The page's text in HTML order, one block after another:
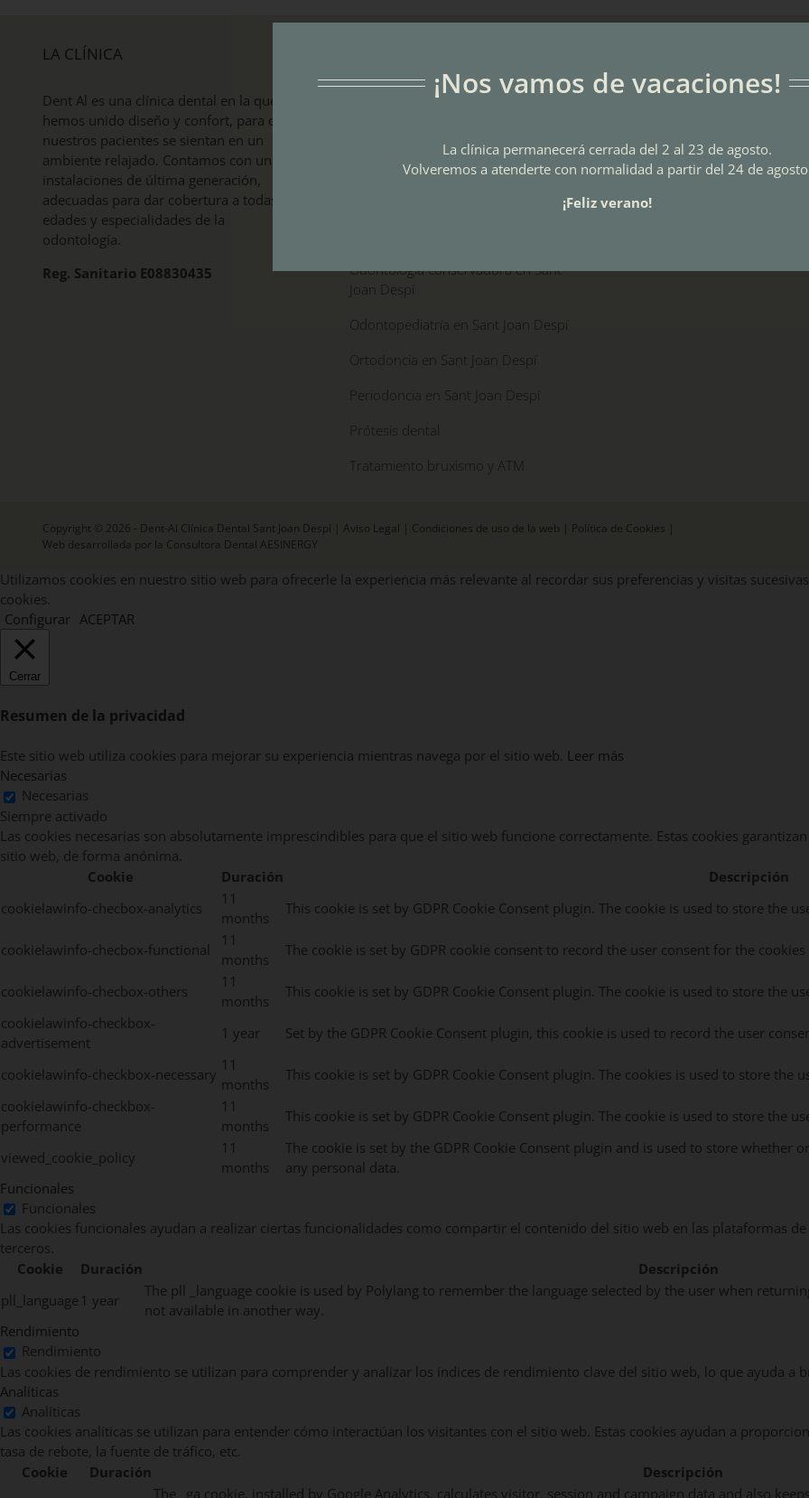
LA CLÍNICA
Dent Al es una clínica dental en la que
hemos unido diseño y confort, para que
nuestros pacientes se sientan en un
ambiente relajado. Contamos con unas
instalaciones de última generación,
adecuadas para dar cobertura a todas las
edades y especialidades de la
odontología.
Reg. Sanitario E08830435
Blanqueamiento dental en Sant Joan
Odontología conservadora en Sant
Joan Despí
Odontopediatría en Sant Joan Despí
Ortodoncia en Sant Joan Despí
Periodoncia en Sant Joan Despí
Prótesis dental
Tratamiento bruxismo y ATM
Copyright © 2026 - Dent-Al Clínica Dental Sant Joan Despí | Aviso Legal Condiciones de uso de la web Política de Cookies
Web desarrollada por la Consultora Dental AESINERGY
¡Nos vamos de vacaciones!
La clínica permanecerá cerrada del 2 al 23 de agosto.
Volveremos a atenderte con normalidad a partir del 24 de
¡Feliz verano!
Utilizamos cookies en nuestro sitio web para ofrecerle la experiencia más relevante al recordar sus preferencias y visitas
cookies.
Configurar ACEPTAR
Cerrar
Resumen de la privacidad
Este sitio web utiliza cookies para mejorar su experiencia mientras navega por el sitio web. Leer más
Necesarias
Necesarias
Siempre activado
Las cookies necesarias son absolutamente imprescindibles para que el sitio web funcione correctamente. Estas cookies
sitio web, de forma anónima.
Cookie
Duración
Descripción
cookielawinfo-checbox-analytics
11
months
This cookie is set by GDPR Cookie Consent plugin. The cookie is used to store the
cookielawinfo-checbox-functional
11
months
The cookie is set by GDPR cookie consent to record the user consent for the
cookielawinfo-checbox-others
11
months
This cookie is set by GDPR Cookie Consent plugin. The cookie is used to store the
cookielawinfo-checkbox-
advertisement
1 year Set by the GDPR Cookie Consent plugin, this cookie is used to record the user
cookielawinfo-checkbox-necessary
11
months
This cookie is set by GDPR Cookie Consent plugin. The cookies is used to store the
cookielawinfo-checkbox-
performance
11
months
This cookie is set by GDPR Cookie Consent plugin. The cookie is used to store the
viewed_cookie_policy
11
months
The cookie is set by the GDPR Cookie Consent plugin and is used to store whether
any personal data.
Funcionales
Funcionales
Las cookies funcionales ayudan a realizar ciertas funcionalidades como compartir el contenido del sitio web en las plataformas
terceros.
Cookie
Duración
Descripción
pll_language 1 year
The pll _language cookie is used by Polylang to remember the language selected by the user when
not available in another way.
Rendimiento
Rendimiento
Las cookies de rendimiento se utilizan para comprender y analizar los índices de rendimiento clave del sitio web, lo que ayuda a
Analíticas
Analíticas
Las cookies analíticas se utilizan para entender cómo interactúan los visitantes con el sitio web. Estas cookies ayudan a
tasa de rebote, la fuente de tráfico, etc.
Cookie
Duración
Descripción
The _ga cookie, installed by Google Analytics, calculates visitor, session and campaign data and also